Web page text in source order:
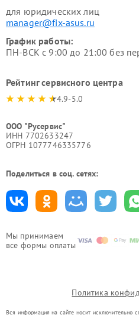
Мы принимаем
все формы оплаты
для юридических лиц
manager@fix-asus.ru
График работы:
ПН-ВСК с 9:00 до 21:00 без
Рейтинг сервисного центра
4.9-5.0
ООО "Русервис"
ИНН 7702633247
ОГРН 1077746335776
Поделиться в соц. сетях:
Политика
Вся информация на сайте носит исключительно